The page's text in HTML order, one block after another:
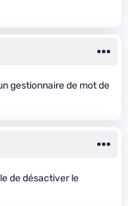
gestionnaire de mot de
de désactiver le